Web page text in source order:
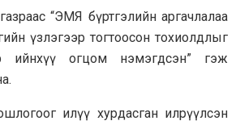
“ЭMЯ бүртгэлийн аргачлалаа
үзлэгээр тогтоосон тохиолдлыг
ийнхүү огцом нэмэгдсэн” гэж
илүү xypдасган илрүүлсэн